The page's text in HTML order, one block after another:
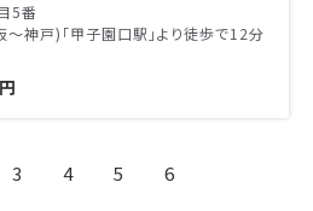
5番
神戸)「甲子園口駅」より徒歩で12分
3 4 5 6